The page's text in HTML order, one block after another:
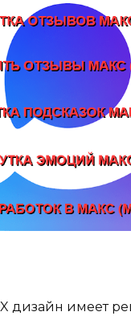
дизайн имеет